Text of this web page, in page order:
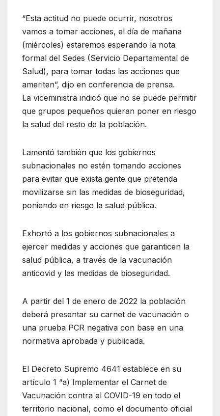
“Esta actitud no puede ocurrir, nosotros
vamos a tomar acciones, el día de mañana
(miércoles) estaremos esperando la nota
formal del Sedes (Servicio Departamental de
Salud), para tomar todas las acciones que
ameriten”, dijo en conferencia de prensa.
La viceministra indicó que no se puede permitir
que grupos pequeños quieran poner en riesgo
la salud del resto de la población.
Lamentó también que los gobiernos
subnacionales no estén tomando acciones
para evitar que exista gente que pretenda
movilizarse sin las medidas de bioseguridad,
poniendo en riesgo la salud pública.
Exhortó a los gobiernos subnacionales a
ejercer medidas y acciones que garanticen la
salud pública, a través de la vacunación
anticovid y las medidas de bioseguridad.
A partir del 1 de enero de 2022 la población
deberá presentar su carnet de vacunación o
una prueba PCR negativa con base en una
normativa aprobada y publicada.
El Decreto Supremo 4641 establece en su
artículo 1 “a) Implementar el Carnet de
Vacunación contra el COVID-19 en todo el
territorio nacional, como el documento oficial